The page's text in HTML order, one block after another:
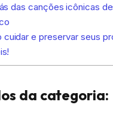
das canções icônicas
cuidar e preservar seus
da categoria: